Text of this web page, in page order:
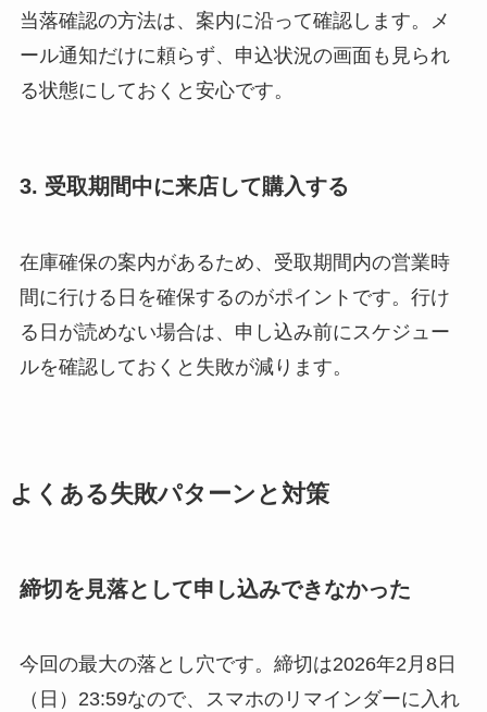
当落確認の方法は、案内に沿って確認します。メ
ール通知だけに頼らず、申込状況の画面も見られ
る状態にしておくと安心です。
3. 受取期間中に来店して購入する
在庫確保の案内があるため、受取期間内の営業時
間に行ける日を確保するのがポイントです。行け
る日が読めない場合は、申し込み前にスケジュー
ルを確認しておくと失敗が減ります。
よくある失敗パターンと対策
締切を見落として申し込みできなかった
今回の最大の落とし穴です。締切は2026年2月8日
（日）23:59なので、スマホのリマインダーに入れ